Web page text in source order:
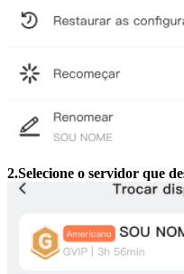
2.Selecione o servidor que